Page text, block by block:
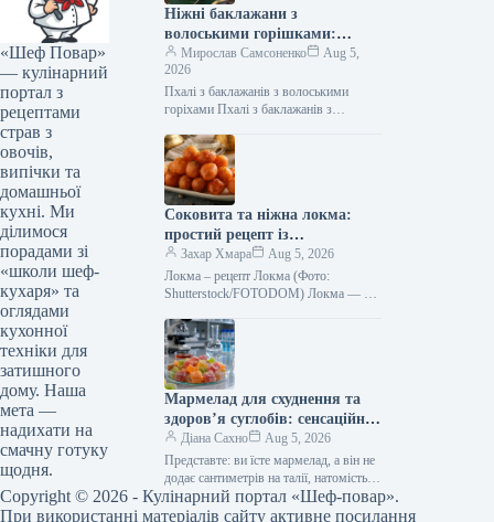
«Шеф Повар»
— кулінарний
портал з
рецептами
страв з
овочів,
випічки та
домашньої
кухні. Ми
ділимося
порадами зі
«школи шеф-
кухаря» та
оглядами
кухонної
техніки для
затишного
дому. Наша
мета —
надихати на
смачну готуку
щодня.
Ніжні баклажани з
волоськими горішками:
покроковий рецепт із фото
Мирослав Самсоненко
Aug 5,
2026
Пхалі з баклажанів з волоськими
горіхами Пхалі з баклажанів з
Згенеровано ШІ) Пхалі з баклажанів з
волоськими…
Соковита та ніжна локма:
простий рецепт із
фотографіями
Захар Хмара
Aug 5, 2026
Локма – рецепт Локма (Фото:
Shutterstock/FOTODOM) Локма — це
стрітфуд з багаторічною історією.
Хрустка скоринка цих пончиків та…
Мармелад для схуднення та
здоров’я суглобів: сенсаційне
відкриття українських вчених
Діана Сахно
Aug 5, 2026
Представте: ви їсте мармелад, а він не
додає сантиметрів на талії, натомість
допомагає суглобам та імунітету.
Звучить як фантастика? Для…
Copyright © 2026 - Кулінарний портал «Шеф-повар».
При використанні матеріалів сайту активне посилання